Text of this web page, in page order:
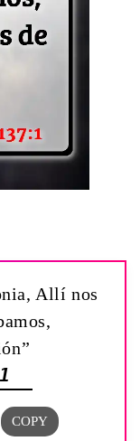
Allí nos